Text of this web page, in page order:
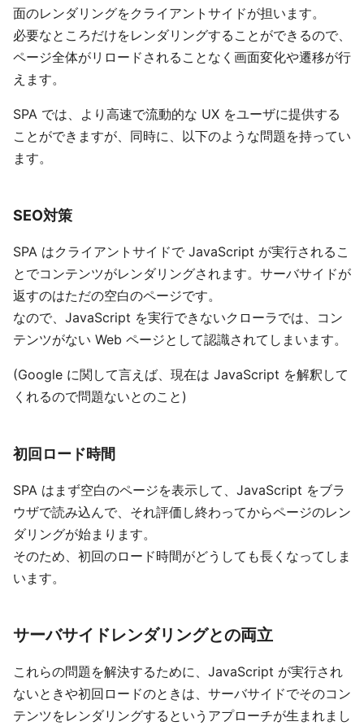
面のレンダリングをクライアントサイドが担います。
必要なところだけをレンダリングすることができるので、
ページ全体がリロードされることなく画面変化や遷移が行
えます。
SPA では、より高速で流動的な UX をユーザに提供する
ことができますが、同時に、以下のような問題を持ってい
ます。
SEO対策
SPA はクライアントサイドで JavaScript が実行されるこ
とでコンテンツがレンダリングされます。サーバサイドが
返すのはただの空白のページです。
なので、JavaScript を実行できないクローラでは、コン
テンツがない Web ページとして認識されてしまいます。
(Google に関して言えば、現在は JavaScript を解釈して
くれるので問題ないとのこと)
初回ロード時間
SPA はまず空白のページを表示して、JavaScript をブラ
ウザで読み込んで、それ評価し終わってからページのレン
ダリングが始まります。
そのため、初回のロード時間がどうしても長くなってしま
います。
サーバサイドレンダリングとの両立
これらの問題を解決するために、JavaScript が実行され
ないときや初回ロードのときは、サーバサイドでそのコン
テンツをレンダリングするというアプローチが生まれまし